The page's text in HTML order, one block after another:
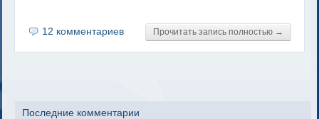
Прочитать запись полностью →
12 комментариев
Последние комментарии